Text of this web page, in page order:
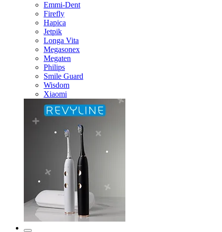
Emmi-Dent
Firefly
Hapica
Jetpik
Longa Vita
Megasonex
Megaten
Philips
Smile Guard
Wisdom
Xiaomi